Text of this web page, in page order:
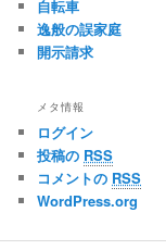
自転車
逸般の誤家庭
開示請求
メタ情報
ログイン
投稿の RSS
コメントの RSS
WordPress.org